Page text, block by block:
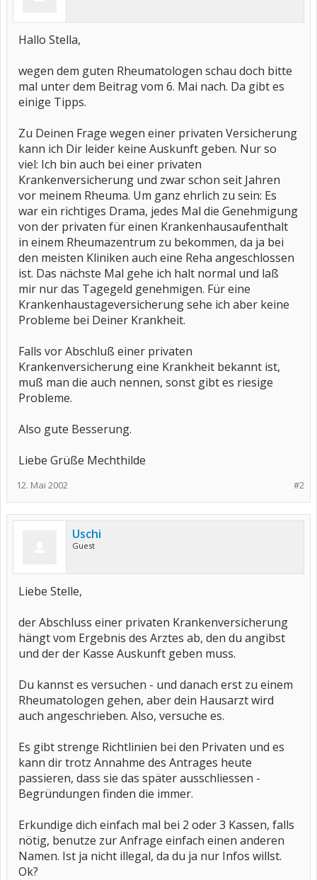
Hallo Stella,
wegen dem guten Rheumatologen schau doch bitte
mal unter dem Beitrag vom 6. Mai nach. Da gibt es
einige Tipps.
Zu Deinen Frage wegen einer privaten Versicherung
kann ich Dir leider keine Auskunft geben. Nur so
viel: Ich bin auch bei einer privaten
Krankenversicherung und zwar schon seit Jahren
vor meinem Rheuma. Um ganz ehrlich zu sein: Es
war ein richtiges Drama, jedes Mal die Genehmigung
von der privaten für einen Krankenhausaufenthalt
in einem Rheumazentrum zu bekommen, da ja bei
den meisten Kliniken auch eine Reha angeschlossen
ist. Das nächste Mal gehe ich halt normal und laß
mir nur das Tagegeld genehmigen. Für eine
Krankenhaustageversicherung sehe ich aber keine
Probleme bei Deiner Krankheit.
Falls vor Abschluß einer privaten
Krankenversicherung eine Krankheit bekannt ist,
muß man die auch nennen, sonst gibt es riesige
Probleme.
Also gute Besserung.
Liebe Grüße Mechthilde
#2
12. Mai 2002
Uschi
Guest
Liebe Stelle,
der Abschluss einer privaten Krankenversicherung
hängt vom Ergebnis des Arztes ab, den du angibst
und der der Kasse Auskunft geben muss.
Du kannst es versuchen - und danach erst zu einem
Rheumatologen gehen, aber dein Hausarzt wird
auch angeschrieben. Also, versuche es.
Es gibt strenge Richtlinien bei den Privaten und es
kann dir trotz Annahme des Antrages heute
passieren, dass sie das später ausschliessen -
Begründungen finden die immer.
Erkundige dich einfach mal bei 2 oder 3 Kassen, falls
nötig, benutze zur Anfrage einfach einen anderen
Namen. Ist ja nicht illegal, da du ja nur Infos willst.
Ok?